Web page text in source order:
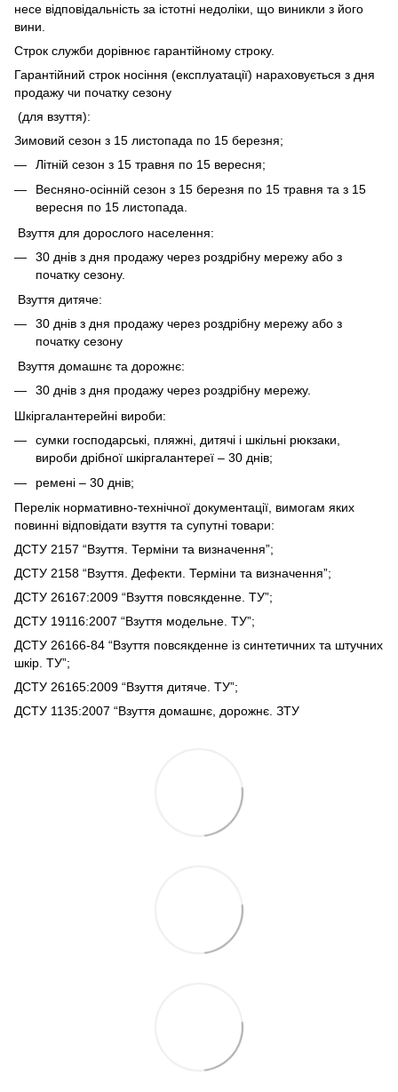
несе відповідальність за істотні недоліки, що виникли з його
вини.
Строк служби дорівнює гарантійному строку.
Гарантійний строк носіння (експлуатації) нараховується з дня
продажу чи початку сезону
(для взуття):
Зимовий сезон з 15 листопада по 15 березня;
Літній сезон з 15 травня по 15 вересня;
Весняно-осінній сезон з 15 березня по 15 травня та з 15
вересня по 15 листопада.
Взуття для дорослого населення:
30 днів з дня продажу через роздрібну мережу або з
початку сезону.
Взуття дитяче:
30 днів з дня продажу через роздрібну мережу або з
початку сезону
Взуття домашнє та дорожнє:
30 днів з дня продажу через роздрібну мережу.
Шкіргалантерейні вироби:
сумки господарські, пляжні, дитячі і шкільні рюкзаки,
вироби дрібної шкіргалантереї – 30 днів;
ремені – 30 днів;
Перелік нормативно-технічної документації, вимогам яких
повинні відповідати взуття та супутні товари:
ДСТУ 2157 “Взуття. Терміни та визначення”;
ДСТУ 2158 “Взуття. Дефекти. Терміни та визначення”;
ДСТУ 26167:2009 “Взуття повсякденне. ТУ”;
ДСТУ 19116:2007 “Взуття модельне. ТУ”;
ДСТУ 26166-84 “Взуття повсякденне із синтетичних та штучних
шкір. ТУ”;
ДСТУ 26165:2009 “Взуття дитяче. ТУ”;
ДСТУ 1135:2007 “Взуття домашнє, дорожнє. ЗТУ